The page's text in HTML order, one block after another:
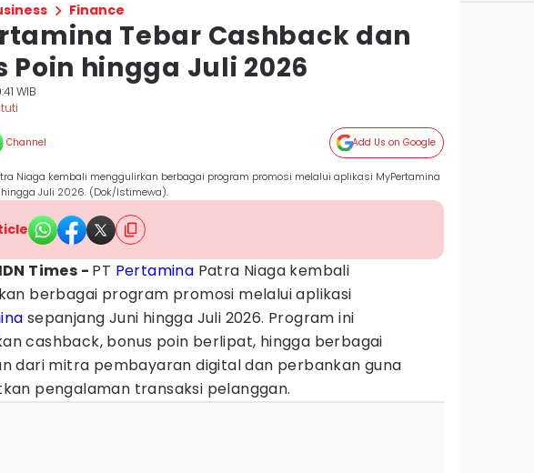
Finance
Tebar Cashback dan
Poin hingga Juli 2026
WIB
Channel Add Us on Google
Niaga kembali menggulirkan berbagai program promosi melalui aplikasi MyPertamina
Juli 2026. (Dok/Istimewa).
Times - PT Pertamina Patra Niaga kembali
berbagai program promosi melalui aplikasi
sepanjang Juni hingga Juli 2026. Program ini
cashback, bonus poin berlipat, hingga berbagai
dari mitra pembayaran digital dan perbankan guna
pengalaman transaksi pelanggan.